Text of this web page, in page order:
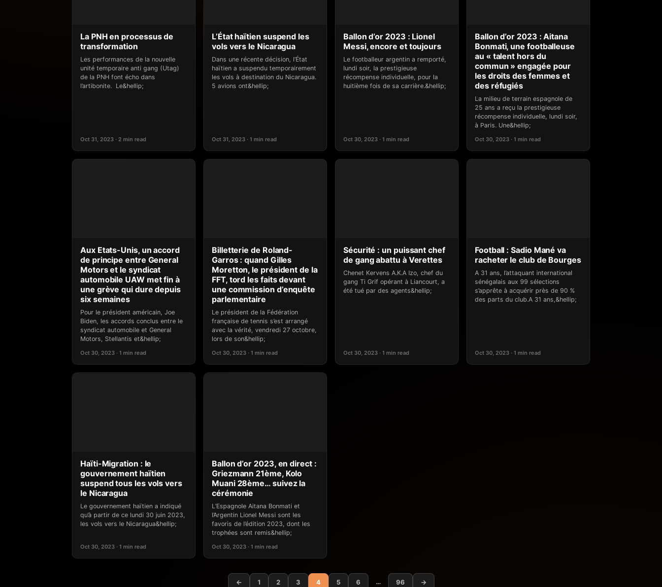
La PNH en processus de
transformation
Les performances de la nouvelle
unité temporaire anti gang (Utag)
de la PNH font écho dans
l’artibonite. Le&hellip;
Oct 31, 2023 · 2 min read
L’État haïtien suspend les
vols vers le Nicaragua
Dans une récente décision, l’État
haïtien a suspendu temporairement
les vols à destination du Nicaragua.
5 avions ont&hellip;
Oct 31, 2023 · 1 min read
Ballon d’or 2023 : Lionel
Messi, encore et toujours
Le footballeur argentin a remporté,
lundi soir, la prestigieuse
récompense individuelle, pour la
huitième fois de sa carrière.&hellip;
Oct 30, 2023 · 1 min read
Ballon d’or 2023 : Aitana
Bonmati, une footballeuse
au « talent hors du
commun » engagée pour
les droits des femmes et
des réfugiés
La milieu de terrain espagnole de
25 ans a reçu la prestigieuse
récompense individuelle, lundi soir,
à Paris. Une&hellip;
Oct 30, 2023 · 1 min read
Aux Etats-Unis, un accord
de principe entre General
Motors et le syndicat
automobile UAW met fin à
une grève qui dure depuis
six semaines
Pour le président américain, Joe
Biden, les accords conclus entre le
syndicat automobile et General
Motors, Stellantis et&hellip;
Oct 30, 2023 · 1 min read
Billetterie de Roland-
Garros : quand Gilles
Moretton, le président de la
FFT, tord les faits devant
une commission d’enquête
parlementaire
Le président de la Fédération
française de tennis s’est arrangé
avec la vérité, vendredi 27 octobre,
lors de son&hellip;
Oct 30, 2023 · 1 min read
Sécurité : un puissant chef
de gang abattu à Verettes
Chenet Kervens A.K.A Izo, chef du
gang Ti Grif opérant à Liancourt, a
été tué par des agents&hellip;
Oct 30, 2023 · 1 min read
Football : Sadio Mané va
racheter le club de Bourges
A 31 ans, l’attaquant international
sénégalais aux 99 sélections
s’apprête à acquérir près de 90 %
des parts du club.A 31 ans,&hellip;
Oct 30, 2023 · 1 min read
Haïti-Migration : le
gouvernement haïtien
suspend tous les vols vers
le Nicaragua
Le gouvernement haïtien a indiqué
qu’à partir de ce lundi 30 juin 2023,
les vols vers le Nicaragua&hellip;
Oct 30, 2023 · 1 min read
Ballon d’or 2023, en direct :
Griezmann 21ème, Kolo
Muani 28ème… suivez la
cérémonie
L’Espagnole Aitana Bonmati et
l’Argentin Lionel Messi sont les
favoris de l’édition 2023, dont les
trophées sont remis&hellip;
Oct 30, 2023 · 1 min read
← 1 2 3 4 5 6 … 96 →